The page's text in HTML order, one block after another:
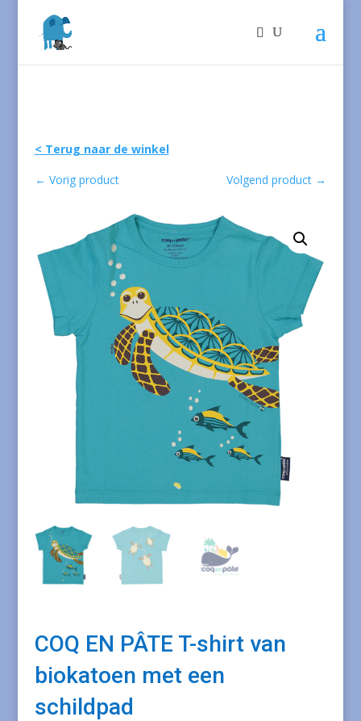
< Terug naar de winkel
← Vorig product Volgend product →
COQ EN PÂTE T-shirt van
biokatoen met een
schildpad